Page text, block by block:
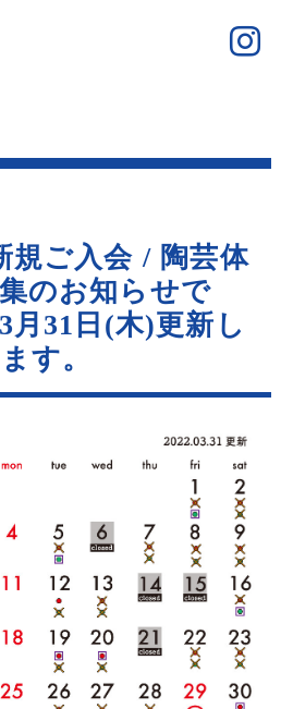
規ご入会 / 陶芸体
のお知らせで
31日(木)更新し
す。